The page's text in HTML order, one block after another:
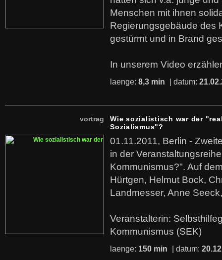
Menschen mit ihnen
Regierungsgebäude des
gestürmt und in Brand
In unserem Video
laenge: 8,3 min | datum:
vortrag
Wie sozialistisch war der
Sozialismus"?
01.11.2011, Berlin -
in der
Kommunismus?". Auf
Hürtgen, Helmut Bock,
Landmesser, Anne
Veranstalterin:
Kommunismus (SEK)
laenge: 150 min | datum: